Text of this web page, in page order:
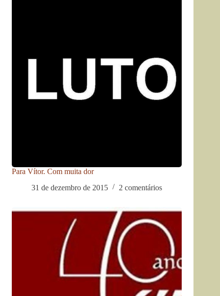
Para Vítor. Com muita dor
31 de dezembro de 2015
2 comentários